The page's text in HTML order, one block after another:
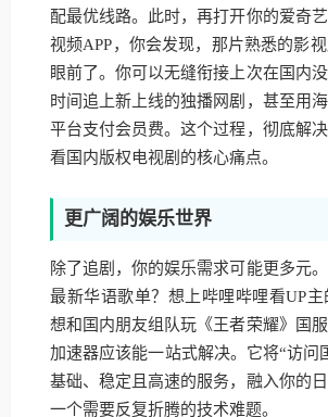
配最优线路。此时，再打开你的爱奇
视频APP，你会发现，那片熟悉的影
眼前了。你可以无缝衔接上次在国内
时间追上新上线的独播网剧，甚至用
平台支付会员费。这个过程，彻底解
看国内版权电视剧的核心痛点。
更广阔的娱乐世界
除了追剧，你的娱乐需求可能更多元
最新华语歌单？想上哔哩哔哩看UP
想和国内朋友组队玩《王者荣耀》国
加速器应该能一站式解决。它将“访问
基础、稳定且高速的服务，融入你的
一个需要反复折腾的技术难题。